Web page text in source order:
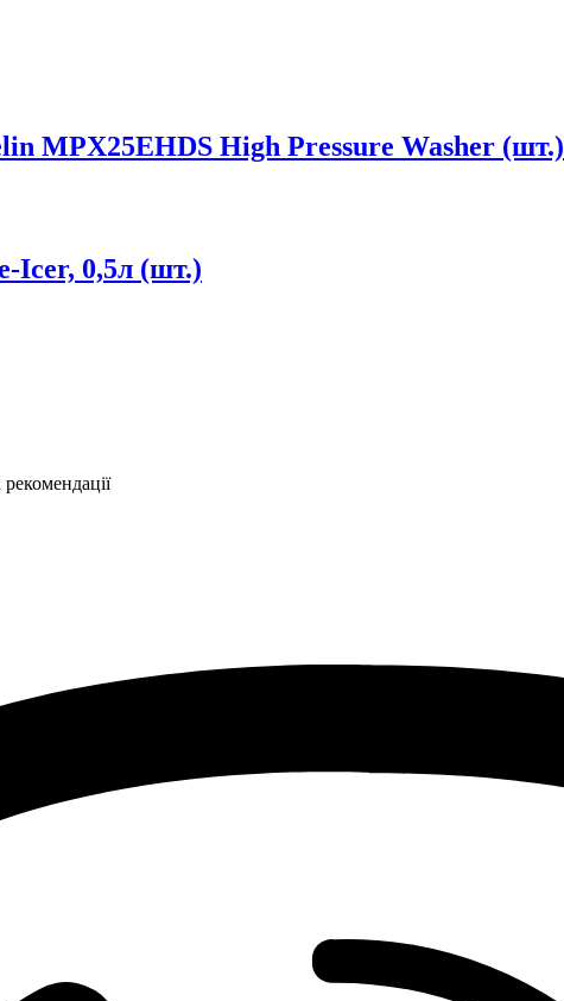
MPX25EHDS High Pressure Washer (шт.)
Icer, 0,5л (шт.)